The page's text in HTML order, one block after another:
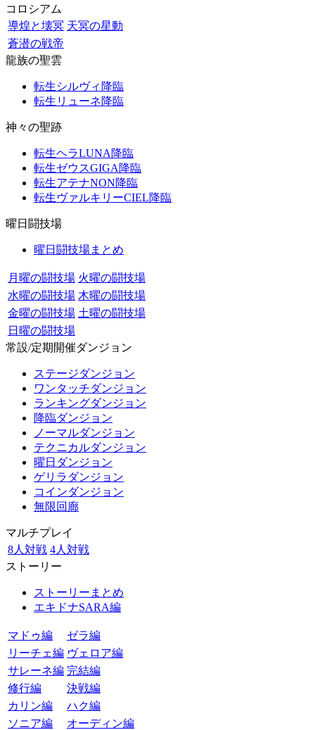
コロシアム
導煌と壊冥 天冥の星動
蒼潜の戦帝
龍族の聖雲
転生シルヴィ降臨
転生リューネ降臨
神々の聖跡
転生ヘラLUNA降臨
転生ゼウスGIGA降臨
転生アテナNON降臨
転生ヴァルキリーCIEL降臨
曜日闘技場
曜日闘技場まとめ
月曜の闘技場 火曜の闘技場
水曜の闘技場 木曜の闘技場
金曜の闘技場 土曜の闘技場
日曜の闘技場
常設/定期開催ダンジョン
ステージダンジョン
ワンタッチダンジョン
ランキングダンジョン
降臨ダンジョン
ノーマルダンジョン
テクニカルダンジョン
曜日ダンジョン
ゲリラダンジョン
コインダンジョン
無限回廊
マルチプレイ
8人対戦 4人対戦
ストーリー
ストーリーまとめ
エキドナSARA編
マドゥ編
ゼラ編
リーチェ編 ヴェロア編
サレーネ編 完結編
修行編
決戦編
カリン編
ハク編
ソニア編
オーディン編